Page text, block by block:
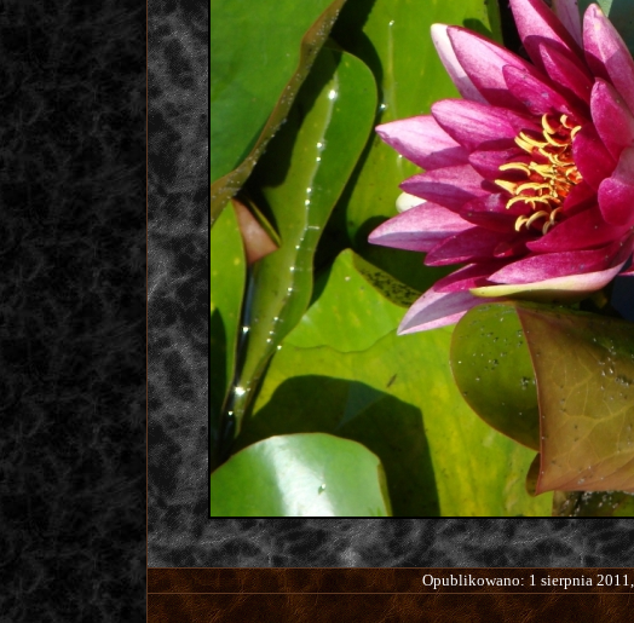
Opublikowano: 1 sierpnia